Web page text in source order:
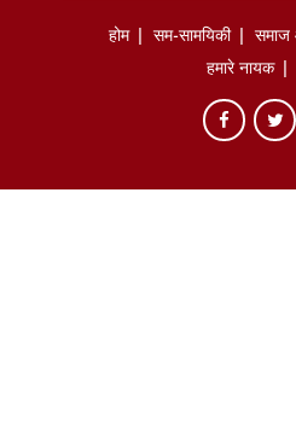
होम सम-सामयिकी समाज
हमारे नायक